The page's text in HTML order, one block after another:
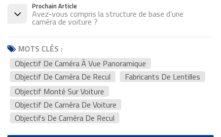
Prochain Article
Avez-vous compris la structure de base d’une
caméra de voiture ?
MOTS CLÉS :
Objectif De Caméra À Vue Panoramique
Objectif De Caméra De Recul
Fabricants De Lentilles
Objectif Monté Sur Voiture
Objectif De Caméra De Voiture
Objectifs De Caméra De Recul